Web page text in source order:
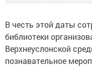
В честь этой даты
библиотеки
Верхнеуслонской
познавательное